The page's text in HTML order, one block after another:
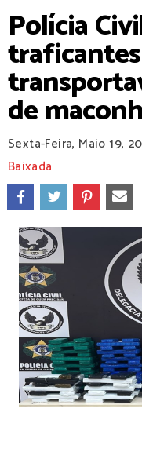
​Polícia
de
Sexta-Feira, Maio 19,
Baixada